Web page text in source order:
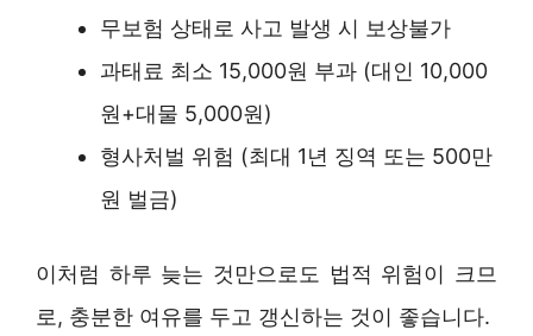
무보험 상태로 사고 발생 시 보상불가
과태료 최소 15,000원 부과 (대인 10,000
원+대물 5,000원)
형사처벌 위험 (최대 1년 징역 또는 500만
원 벌금)
이처럼 하루 늦는 것만으로도 법적 위험이 크므
로, 충분한 여유를 두고 갱신하는 것이 좋습니다.